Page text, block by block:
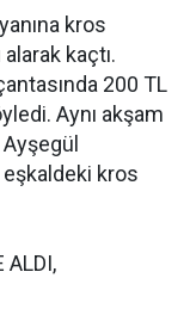
kros
kaçtı.
200 TL
Aynı akşam
eşkaldeki kros
ALDI,